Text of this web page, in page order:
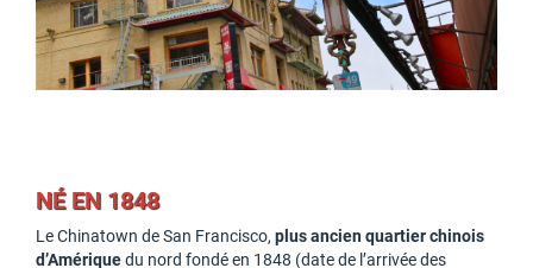
NÉ EN 1848
Le Chinatown de San Francisco, plus ancien quartier chinois
d’Amériquedu nord fondé en 1848 (date de l’arrivée des